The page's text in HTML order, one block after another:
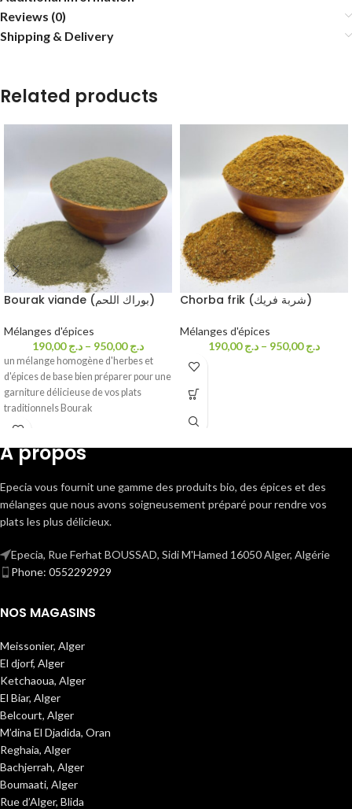
Reviews (0)
Shipping & Delivery
Related products
Bourak viande (بوراك اللحم)
Mélanges d'épices
د.ج190,00 – د.ج950,00
un mélange homogène d'herbes et
d'épices de base bien préparer pour une
garniture délicieuse de vos plats
traditionnels Bourak
Chorba frik (شربة فريك)
Mélanges d'épices
د.ج190,00 – د.ج950,00
A propos
Epecia vous fournit une gamme des produits bio, des épices et des
mélanges que nous avons soigneusement préparé pour rendre vos
plats les plus délicieux.
Epecia, Rue Ferhat BOUSSAD, Sidi M'Hamed 16050 Alger, Algérie
Phone: 0552292929
NOS MAGASINS
Meissonier, Alger
El djorf, Alger
Ketchaoua, Alger
El Biar, Alger
Belcourt, Alger
M’dina El Djadida, Oran
Reghaia, Alger
Bachjerrah, Alger
Boumaati, Alger
Rue d’Alger, Blida